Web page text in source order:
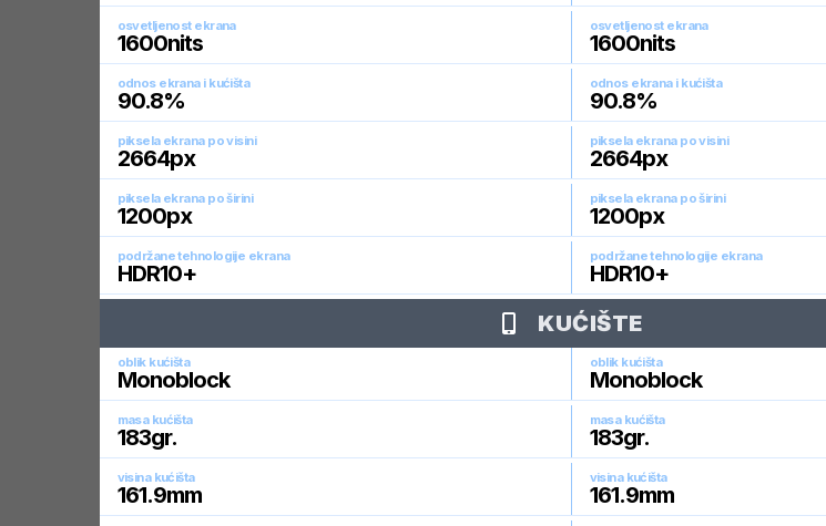
osvetljenost ekrana
1600nits
osvetljenost ekrana
1600nits
odnos ekrana i kućišta
90.8%
odnos ekrana i kućišta
90.8%
piksela ekrana po visini
2664px
piksela ekrana po visini
2664px
piksela ekrana po širini
1200px
piksela ekrana po širini
1200px
podržane tehnologije ekrana
HDR10+
podržane tehnologije ekrana
HDR10+
KUĆIŠTE
oblik kućišta
Monoblock
oblik kućišta
Monoblock
masa kućišta
183gr.
masa kućišta
183gr.
visina kućišta
161.9mm
visina kućišta
161.9mm